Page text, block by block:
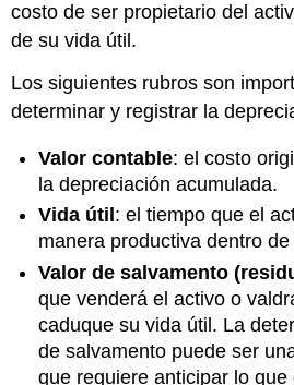
costo de ser propietario del
de su vida útil.
Los siguientes rubros son
determinar y registrar la
Valor contable: el costo
la depreciación acumulada.
Vida útil : el tiempo que el
manera productiva dentro
Valor de salvamento
que venderá el activo o
caduque su vida útil. La
de salvamento puede ser
que requiere anticipar lo